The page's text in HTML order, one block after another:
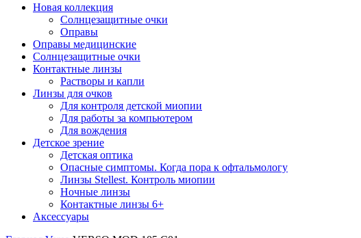
Новая коллекция
Солнцезащитные очки
Оправы
Оправы медицинские
Солнцезащитные очки
Контактные линзы
Растворы и капли
Линзы для очков
Для контроля детской миопии
Для работы за компьютером
Для вождения
Детское зрение
Детская оптика
Опасные симптомы. Когда пора к офтальмологу
Линзы Stellest. Контроль миопии
Ночные линзы
Контактные линзы 6+
Аксессуары